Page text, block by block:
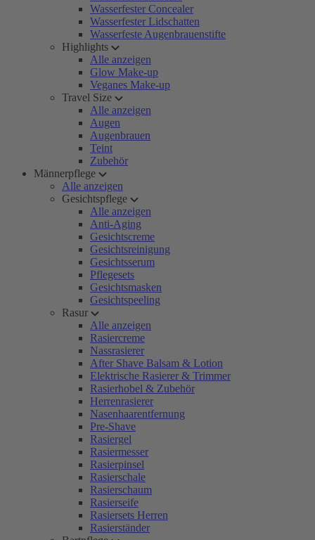
Wasserfester Concealer
Wasserfester Lidschatten
Wasserfeste Augenbrauenstifte
Highlights
Alle anzeigen
Glow Make-up
Veganes Make-up
Travel Size
Alle anzeigen
Augen
Augenbrauen
Teint
Zubehör
Männerpflege
Alle anzeigen
Gesichtspflege
Alle anzeigen
Anti-Aging
Gesichtscreme
Gesichtsreinigung
Gesichtsserum
Pflegesets
Gesichtsmasken
Gesichtspeeling
Rasur
Alle anzeigen
Rasiercreme
Nassrasierer
After Shave Balsam & Lotion
Elektrische Rasierer & Trimmer
Rasierhobel & Zubehör
Herrenrasierer
Nasenhaarentfernung
Pre-Shave
Rasiergel
Rasiermesser
Rasierpinsel
Rasierschale
Rasierschaum
Rasierseife
Rasiersets Herren
Rasierständer